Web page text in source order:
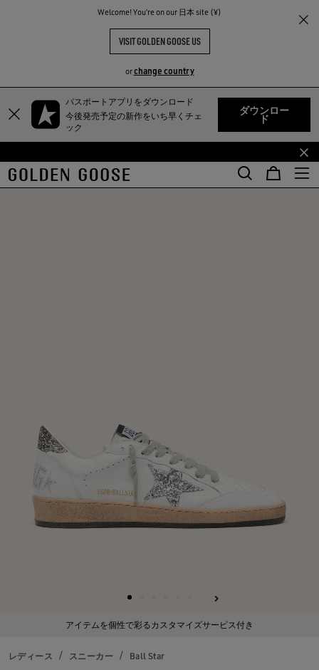
Welcome! You‘re on our 日本 site (¥)
VISIT GOLDEN GOOSE US
orchange country
メ
イ
ン
コ
ン
テ
フ
ッ
タ
ー
コ
ン
パスポートアプリをダウンロード
今後発売予定の新作をいち早くチェ
ック
ダウンロー
ド
アイテムを個性で彩るカスタマイズサービス付き
レディース スニーカー Ball Star